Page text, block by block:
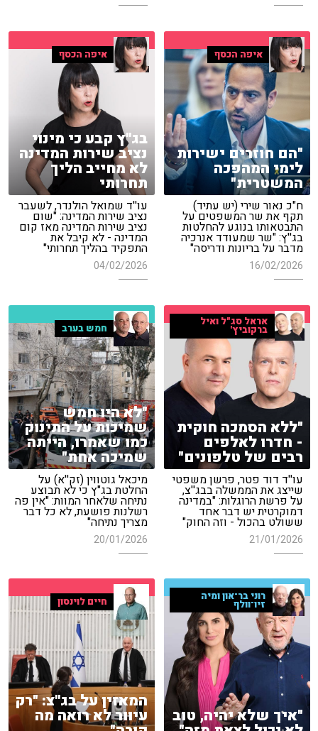
איפה הכסף
"הם חוזרים ישירות
לימי המהפכה
המשטרית"
ח"כ נאור שירי (יש עתיד)
תקף את שר המשפטים על
התבטאותו בנוגע להחלטות
בג''ץ: "שר שמעודד אנרכיה
מדבר על בריונות ודריסה"
16/02/2026
איפה הכסף
בג''ץ קבע כי מינוי
נציב שירות המדינה
לא מחייב הליך
תחרותי
עו''ד שמואל הולנדר, לשעבר
נציב שירות המדינה: "שום
נציב שירות המדינה מאז קום
המדינה - לא קיבל את
התפקיד בהליך תחרותי"
04/02/2026
אראל סג"ל ואיל
ברקוביץ'
"ללא הסמכה חוקית
- חדרו לאלפים
רבים של טלפונים"
עו''ד דוד פטר, פרשן משפטי
שייצג את הממשלה בבג''צ,
על פרשת הרוגלות: "במדינה
דמוקרטית יש דבר אחד
ששולט בהכול - וזה החוק"
21/01/2026
חמש בערב
"לא היו חמש
שמיכות על התינוק
כמו שאמרו, הייתה
שמיכה אחת"
מיכאל גוטווין (זק''א) על
החלטת בג"ץ כי לא תבוצע
נתיחה שלאחר המוות: "אין פה
רשלנות פושעת, לא כל דבר
מצריך נתיחה"
20/01/2026
רוני בר־און ומיה
זיו־וולף
"איך שלא יהיה, טוב
חיים לוינסון
המאזין על בג''צ: "רק
עיוור לא רואה מה